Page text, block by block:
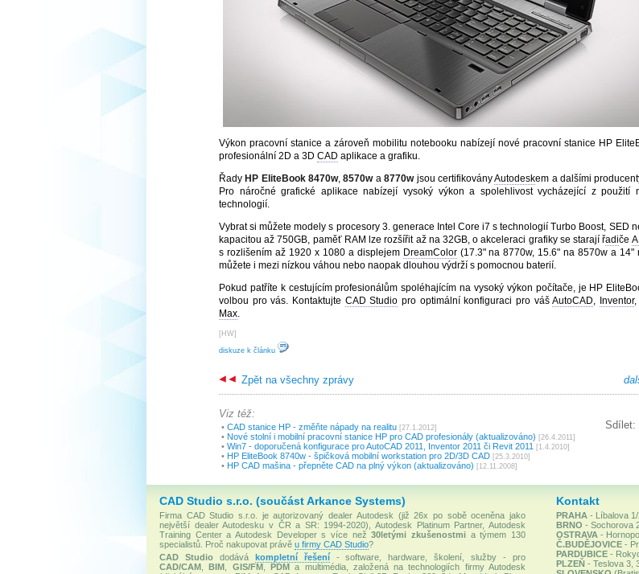
Výkon pracovní stanice a zároveň mobilitu notebooku nabízejí nové pracovní stanice HP
profesionální 2D a 3D CAD aplikace a grafiku.
Řady HP EliteBook 8470w,8570wa8770wjsou certifikoványAutodeskem a dalšími
Pro náročné grafické aplikace nabízejí vysoký výkon a spolehlivost vycházející z použití
technologií.
Vybrat si můžete modely s procesory 3. generace Intel Core i7 s technologií Turbo Boost, SED
kapacitou až 750GB, paměť RAM lze rozšířit až na 32GB, o akceleraci grafiky se starají řadiče
s rozlišením až 1920 x 1080 a displejem DreamColor(17.3" na 8770w, 15.6" na 8570w a 14"
můžete i mezi nízkou váhou nebo naopak dlouhou výdrží s pomocnou baterií.
Pokud patříte k cestujícím profesionálům spoléhajícím na vysoký výkon počítače, je HP
volbou pro vás. Kontaktujte CAD Studio pro optimální konfiguraci pro vášAutoCAD, Inventor,
Max.
[ HW]
diskuze k článku
Zpět na všechny zprávy
Sdílet:
Viz též:
• CAD stanice HP - změňte nápady na realitu [27.1.2012]
• Nové stolní i mobilní pracovní stanice HP pro CAD profesionály (aktualizováno) [26.4.2011]
• Win7 - doporučená konfigurace pro AutoCAD 2011, Inventor 2011 či Revit 2011 [1.4.2010]
• HP EliteBook 8740w - špičková mobilní workstation pro 2D/3D CAD [25.3.2010]
• HP CAD mašina - přepněte CAD na plný výkon (aktualizováno) [12.11.2008]
CAD Studio s.r.o. (součást Arkance Systems)
Firma CAD Studio s.r.o. je autorizovaný dealer Autodesk (již 26x po sobě oceněna jako
největší dealer Autodesku v ČR a SR: 1994-2020), Autodesk Platinum Partner, Autodesk
Training Center a Autodesk Developer s více než30letými zkušenostmi a týmem 130
specialistů. Proč nakupovat právě u firmy CAD Studio?
CAD Studiododává kompletní řešení- software, hardware, školení, služby - pro
CAD/CAM ,BIM GIS/FM, PDMa multimédia, založená na technologiích firmy Autodesk
Kontakt
PRAHA - Líbalova 1/
BRNO - Sochorova
OSTRAVA -
Č.BUDĚJOVICE-
PARDUBICE-
PLZEŇ- Teslova 3,